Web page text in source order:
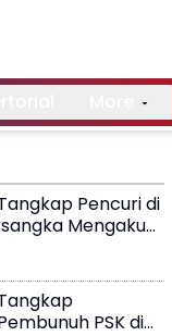
Pencuri di
Mengaku
PSK di